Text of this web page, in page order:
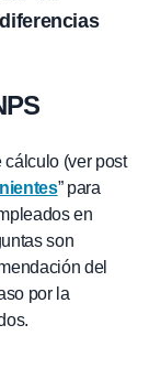
cálculo (ver post
” para
en
son
del
por la